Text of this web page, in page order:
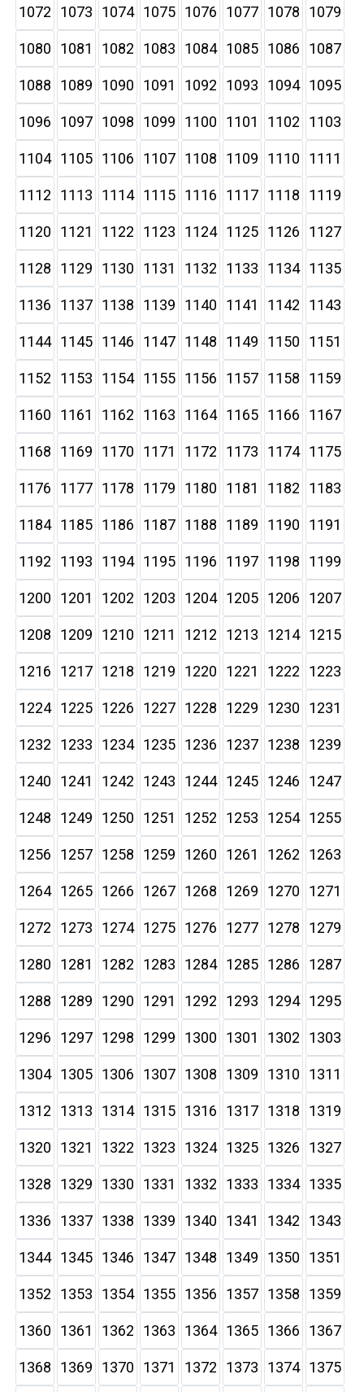
1072 1073 1074 1075 1076 1077 1078 1079
1080 1081 1082 1083 1084 1085 1086 1087
1088 1089 1090 1091 1092 1093 1094 1095
1096 1097 1098 1099 1100 1101 1102 1103
1104 1105 1106 1107 1108 1109 1110 1111
1112 1113 1114 1115 1116 1117 1118 1119
1120 1121 1122 1123 1124 1125 1126 1127
1128 1129 1130 1131 1132 1133 1134 1135
1136 1137 1138 1139 1140 1141 1142 1143
1144 1145 1146 1147 1148 1149 1150 1151
1152 1153 1154 1155 1156 1157 1158 1159
1160 1161 1162 1163 1164 1165 1166 1167
1168 1169 1170 1171 1172 1173 1174 1175
1176 1177 1178 1179 1180 1181 1182 1183
1184 1185 1186 1187 1188 1189 1190 1191
1192 1193 1194 1195 1196 1197 1198 1199
1200 1201 1202 1203 1204 1205 1206 1207
1208 1209 1210 1211 1212 1213 1214 1215
1216 1217 1218 1219 1220 1221 1222 1223
1224 1225 1226 1227 1228 1229 1230 1231
1232 1233 1234 1235 1236 1237 1238 1239
1240 1241 1242 1243 1244 1245 1246 1247
1248 1249 1250 1251 1252 1253 1254 1255
1256 1257 1258 1259 1260 1261 1262 1263
1264 1265 1266 1267 1268 1269 1270 1271
1272 1273 1274 1275 1276 1277 1278 1279
1280 1281 1282 1283 1284 1285 1286 1287
1288 1289 1290 1291 1292 1293 1294 1295
1296 1297 1298 1299 1300 1301 1302 1303
1304 1305 1306 1307 1308 1309 1310 1311
1312 1313 1314 1315 1316 1317 1318 1319
1320 1321 1322 1323 1324 1325 1326 1327
1328 1329 1330 1331 1332 1333 1334 1335
1336 1337 1338 1339 1340 1341 1342 1343
1344 1345 1346 1347 1348 1349 1350 1351
1352 1353 1354 1355 1356 1357 1358 1359
1360 1361 1362 1363 1364 1365 1366 1367
1368 1369 1370 1371 1372 1373 1374 1375